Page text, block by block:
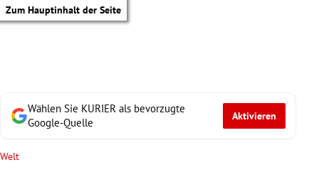
Zum Hauptinhalt der Seite
Wählen Sie KURIER als bevorzugte
Google-Quelle
Aktivieren
Welt